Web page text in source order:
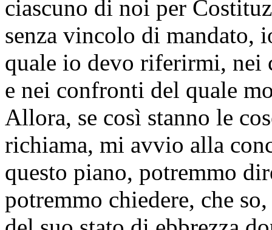
ciascuno di noi per
senza vincolo di mandato,
quale io devo riferirmi, nei
e nei confronti del quale
Allora, se così stanno le
richiama, mi avvio alla
questo piano, potremmo
potremmo chiedere, che